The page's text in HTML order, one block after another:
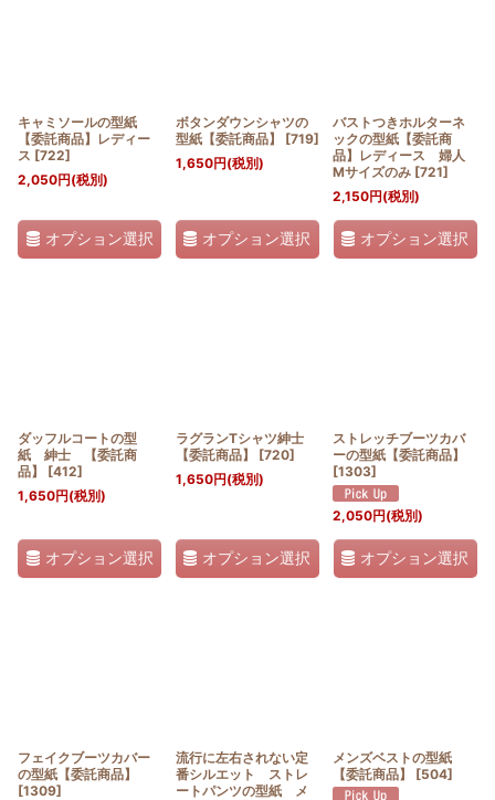
キャミソールの型紙
【委託商品】レディー
ス [722]
2,050円(税別)
オプション選択
ボタンダウンシャツの
型紙【委託商品】
[719]
1,650円(税別)
オプション選択
バストつきホルターネ
ックの型紙【委託商
品】レディース 婦人
Mサイズのみ [721]
2,150円(税別)
オプション選択
ダッフルコートの型
紙 紳士 【委託商
品】
[412]
1,650円(税別)
オプション選択
ラグランTシャツ紳士
【委託商品】
[720]
1,650円(税別)
オプション選択
ストレッチブーツカバ
ーの型紙【委託商品】
[1303]
2,050円(税別)
オプション選択
フェイクブーツカバー
の型紙【委託商品】
[1309]
流行に左右されない定
番シルエット ストレ
ートパンツの型紙 メ
メンズベストの型紙
【委託商品】
[504]